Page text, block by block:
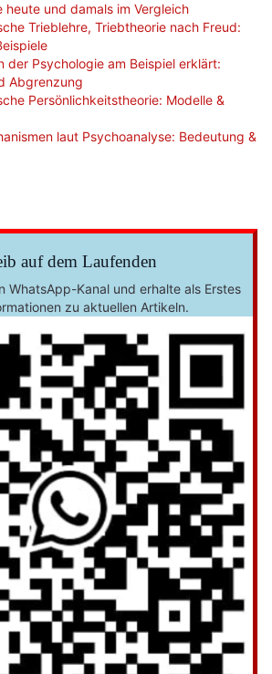
heute und damals im Vergleich
Trieblehre, Triebtheorie nach Freud:
der Psychologie am Beispiel erklärt:
Abgrenzung
Persönlichkeitstheorie: Modelle &
laut Psychoanalyse: Bedeutung &
auf dem Laufenden
WhatsApp-Kanal und erhalte als Erstes
zu aktuellen Artikeln.